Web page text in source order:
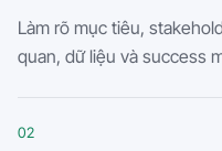
Làm rõ mục tiêu,
quan, dữ liệu và success
02